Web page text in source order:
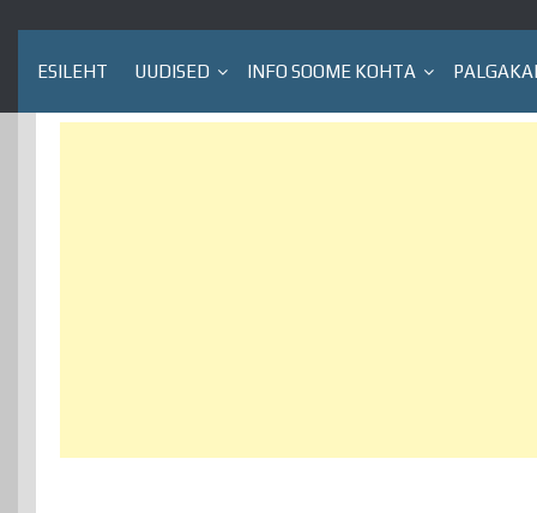
ESILEHT UUDISED INFO SOOME KOHTA